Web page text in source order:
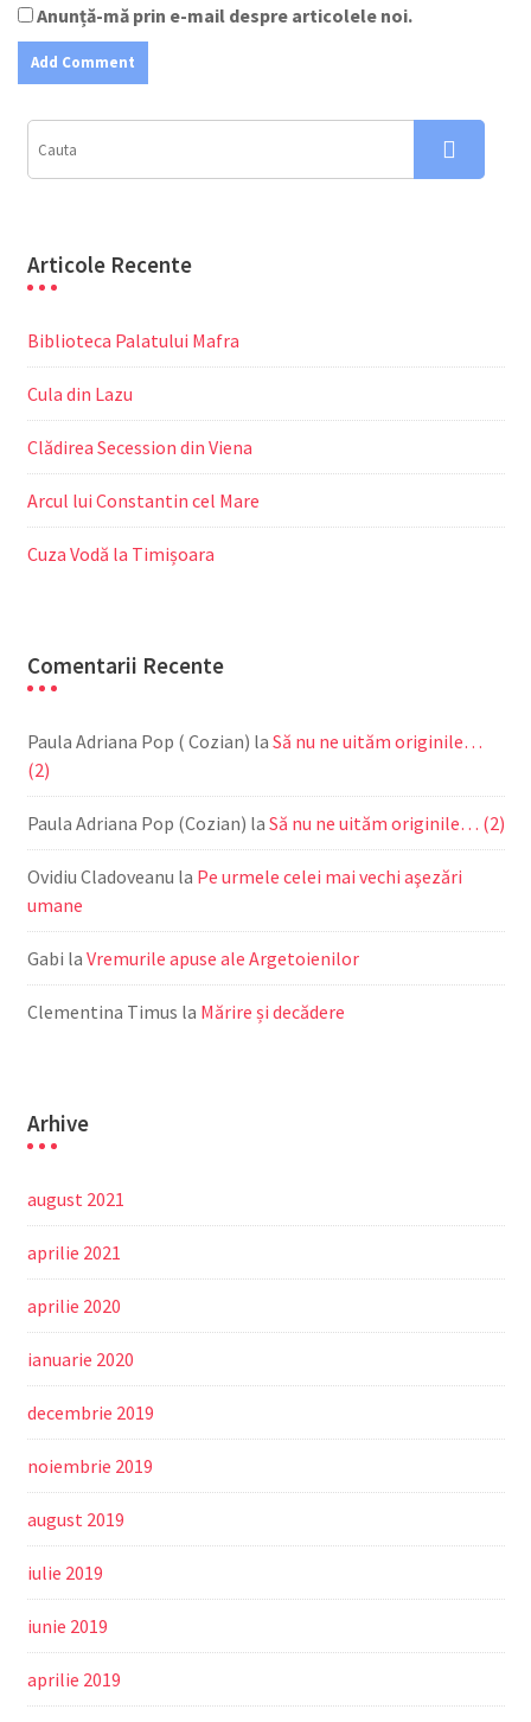
Anunță-mă prin e-mail despre articolele noi.
Articole Recente
Biblioteca Palatului Mafra
Cula din Lazu
Clădirea Secession din Viena
Arcul lui Constantin cel Mare
Cuza Vodă la Timișoara
Comentarii Recente
Paula Adriana Pop ( Cozian) la Să nu ne uităm originile…
(2)
Paula Adriana Pop (Cozian) la Să nu ne uităm originile… (2)
Ovidiu Cladoveanu la Pe urmele celei mai vechi aşezări
umane
Gabi la Vremurile apuse ale Argetoienilor
Clementina Timus la Mărire și decădere
Arhive
august 2021
aprilie 2021
aprilie 2020
ianuarie 2020
decembrie 2019
noiembrie 2019
august 2019
iulie 2019
iunie 2019
aprilie 2019